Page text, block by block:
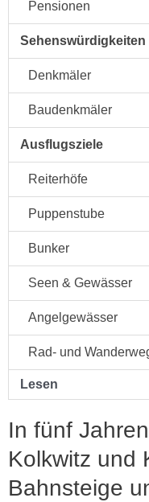
Pensionen
Sehenswürdigkeiten
Denkmäler
Baudenkmäler
Ausflugsziele
Reiterhöfe
Puppenstube
Bunker
Seen & Gewässer
Angelgewässer
Rad- und
Lesen
In fünf
Kolkwitz und
Bahnsteige